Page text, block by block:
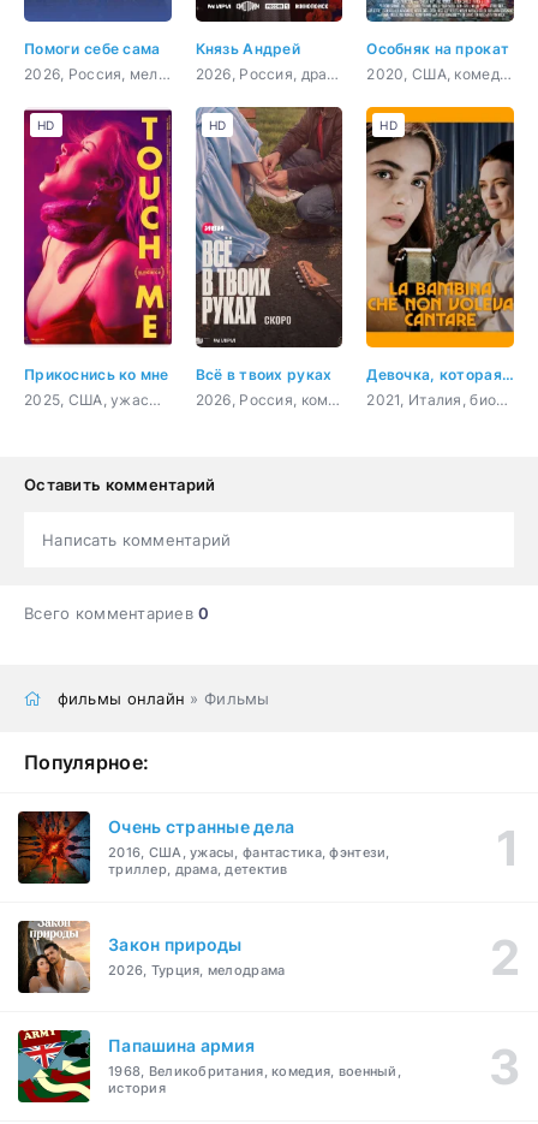
Помоги себе сама
2026, Россия, мелодрама
Князь Андрей
2026, Россия, драма, история, биография
Особняк на прокат
2020, США, комедия
Прикоснись ко мне
2025, США, ужасы, фантастика, драма, комедия
HD
Всё в твоих руках
2026, Россия, комедия, мелодрама
HD
Девочка, которая не хотела петь
2021, Италия, биография
HD
Оставить комментарий
Написать комментарий
Всего комментариев0
фильмы онлайн » Фильмы
Популярное:
Очень странные дела
2016, США, ужасы, фантастика, фэнтези,
триллер, драма, детектив
Закон природы
2026, Турция, мелодрама
Папашина армия
1968, Великобритания, комедия, военный,
история